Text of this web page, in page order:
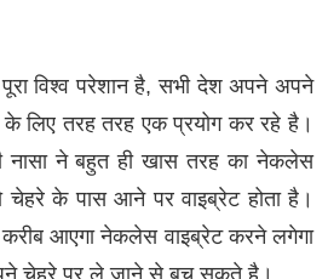
पूरा विश्व परेशान है, सभी देश अपने अपने
के लिए तरह तरह एक प्रयोग कर रहे है।
नासा ने बहुत ही खास तरह का नेकलेस
चेहरे के पास आने पर वाइब्रेट होता है।
आएगा नेकलेस वाइब्रेट करने लगेगा
चेहरे पर ले जाने से बच सकते है।